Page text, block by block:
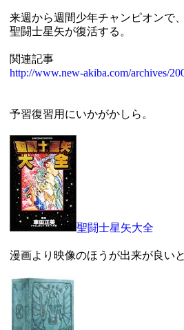
来週から週間少年チャンピオンで
聖闘士星矢が復活する。
関連記事
http://www.new-akiba.com/archives/
予習復習用にいかがかしら。
聖闘士星矢大全
漫画より映像のほうが出来が良い